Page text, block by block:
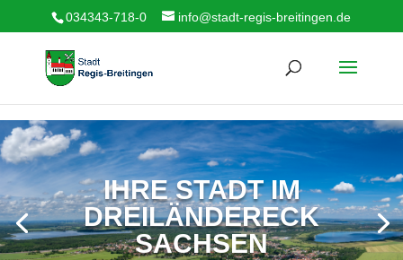
034343-718-0 info@stadt-regis-breitingen.de
IHRE STADT IM
DREILÄNDERECK
SACHSEN